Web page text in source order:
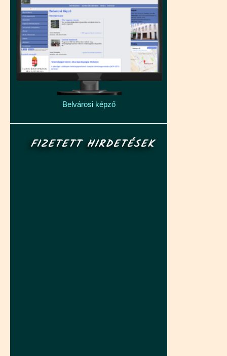
Belvárosi képző
FIZETETT HIRDETÉSEK